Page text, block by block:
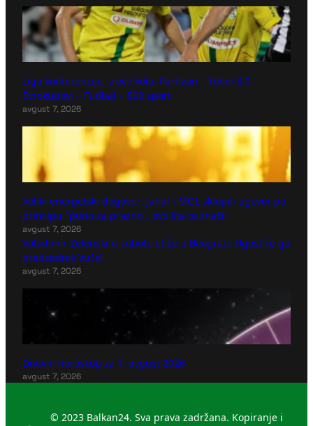
Liga konferencije, treće kolo: Partizan – Tobol 3:0 –
Evrokupovi – Fudbal – B92.sport
avgust 7, 2026
Veliki energetski dogovor: Janaf i MOL sklopili ugovor po
principu "puno za prazno", evo šta to znači!
avgust 7, 2026
Volodimir Zelenski u subotu stiže u Beograd: Ugostiće ga
predsednik Vučić
avgust 7, 2026
Dnevni horoskop za 7. avgust 2026
avgust 7, 2026
© 2023 Balkan24. Sva prava zadržana. Kopiranje i